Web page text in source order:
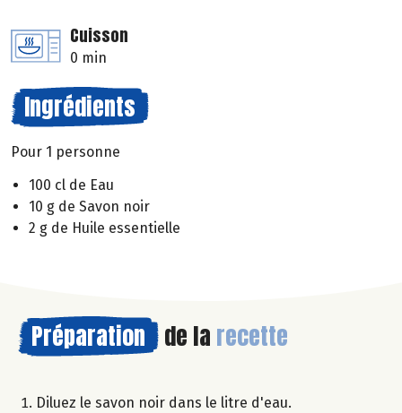
Cuisson
0 min
Ingrédients
Pour 1 personne
100 cl de Eau
10 g de Savon noir
2 g de Huile essentielle
Préparation de la recette
Diluez le savon noir dans le litre d'eau.